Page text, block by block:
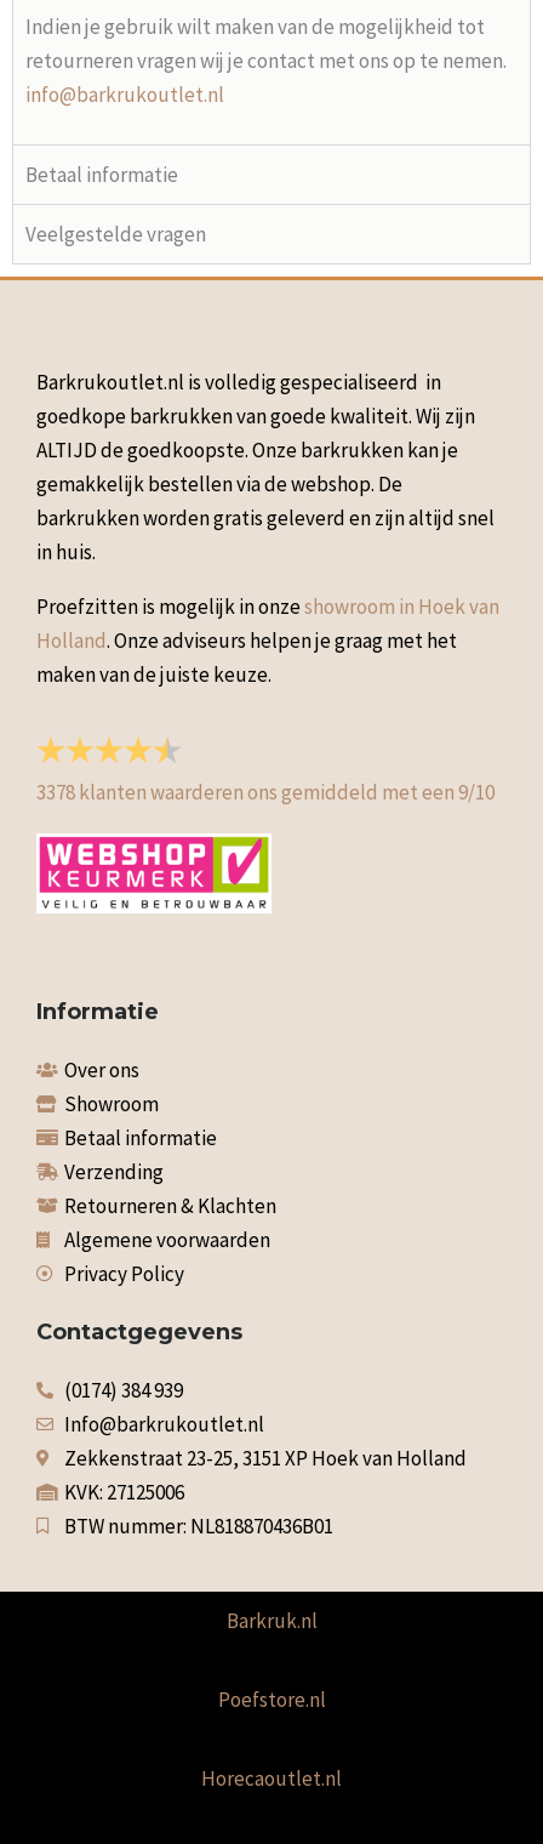
Indien je gebruik wilt maken van de mogelijkheid tot
retourneren vragen wij je contact met ons op te nemen.
info@barkrukoutlet.nl
Betaal informatie
Veelgestelde vragen
Barkrukoutlet.nl is volledig gespecialiseerd in
goedkope barkrukken van goede kwaliteit. Wij zijn
ALTIJD de goedkoopste. Onze barkrukken kan je
gemakkelijk bestellen via de webshop. De
barkrukken worden gratis geleverd en zijn altijd snel
in huis.
Proefzitten is mogelijk in onzeshowroom in Hoek van
Holland. Onze adviseurs helpen je graag met het
maken van de juiste keuze.
3378klanten waarderen ons gemiddeld met een9/10
Informatie
Over ons
Showroom
Betaal informatie
Verzending
Retourneren & Klachten
Algemene voorwaarden
Privacy Policy
Contactgegevens
(0174) 384 939
Info@barkrukoutlet.nl
Zekkenstraat 23-25, 3151 XP Hoek van Holland
KVK: 27125006
BTW nummer: NL818870436B01
Barkruk.nl
Poefstore.nl
Horecaoutlet.nl